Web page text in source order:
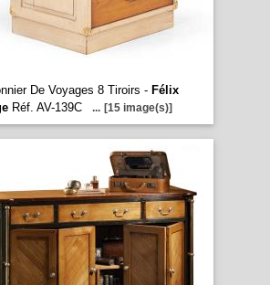
De Voyages 8 Tiroirs - Félix
Réf. AV-139C ... [15 image(s)]